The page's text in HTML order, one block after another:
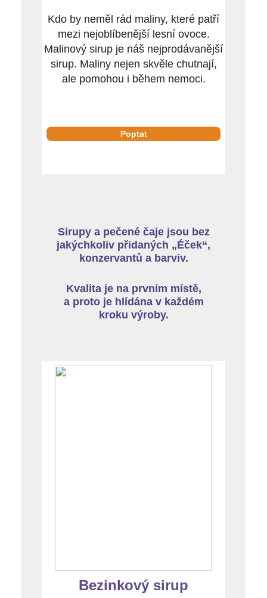
Kdo by neměl rád maliny, které patří
mezi nejoblíbenější lesní ovoce.
Malinový sirup je náš nejprodávanější
sirup. Maliny nejen skvěle chutnají,
ale pomohou i během nemoci.
Poptat
Sirupy a pečené čaje jsou bez
jakýchkoliv přidaných „Éček“,
konzervantů a barviv.
Kvalita je na prvním místě,
a proto je hlídána v každém
kroku výroby.
Bezinkový sirup